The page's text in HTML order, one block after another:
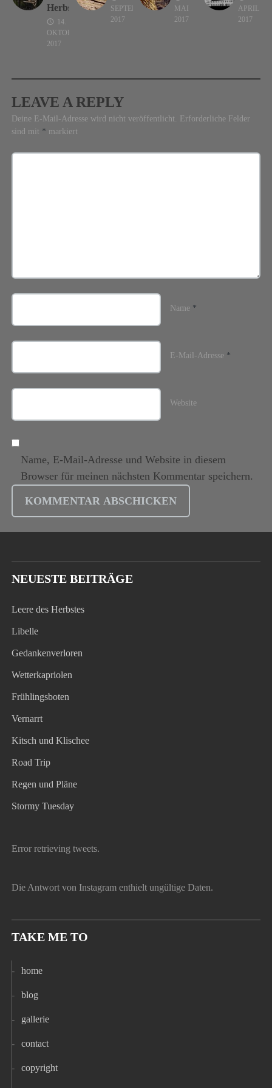
Herbstes
14.
OKTOBER
2017
SEPTEMBER
2017
MAI
2017
APRIL
2017
LEAVE A REPLY
Deine E-Mail-Adresse wird nicht veröffentlicht.
Erforderliche Felder
sind mit * markiert
Name *
E-Mail-Adresse *
Website
Name, E-Mail-Adresse und Website in diesem
Browser für meinen nächsten Kommentar speichern.
NEUESTE BEITRÄGE
Leere des Herbstes
Libelle
Gedankenverloren
Wetterkapriolen
Frühlingsboten
Vernarrt
Kitsch und Klischee
Road Trip
Regen und Pläne
Stormy Tuesday
Error retrieving tweets.
Die Antwort von Instagram enthielt ungültige Daten.
TAKE ME TO
home
blog
gallerie
contact
copyright